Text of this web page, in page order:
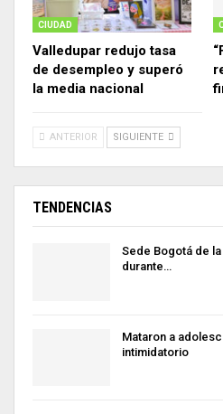
CIUDAD
Valledupar redujo tasa
de desempleo y superó
la media nacional
ANTERIOR SIGUIENTE
TENDENCIAS
Sede Bogotá de
durante…
Mataron a
intimidatorio